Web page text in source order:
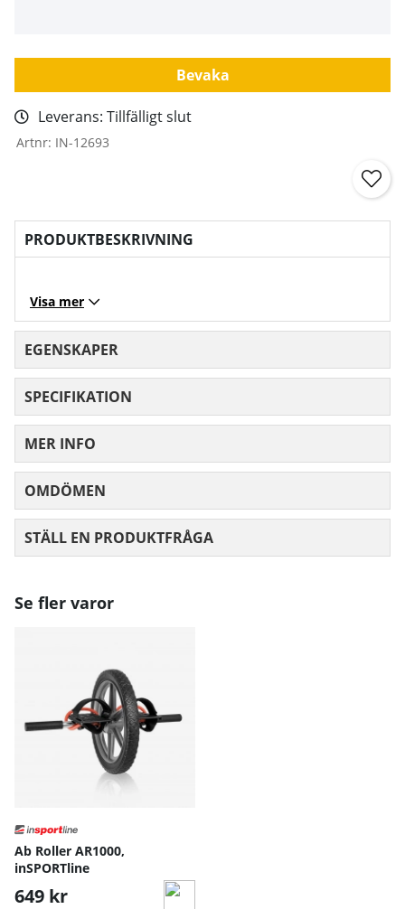
Bevaka
Leverans: Tillfälligt slut
Artnr: IN-12693
PRODUKTBESKRIVNING
Visa mer
EGENSKAPER
SPECIFIKATION
MER INFO
OMDÖMEN
STÄLL EN PRODUKTFRÅGA
Se fler varor
Ab Roller AR1000,
inSPORTline
649 kr